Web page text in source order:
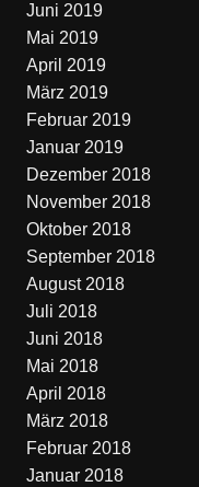
Juni 2019
Mai 2019
April 2019
März 2019
Februar 2019
Januar 2019
Dezember 2018
November 2018
Oktober 2018
September 2018
August 2018
Juli 2018
Juni 2018
Mai 2018
April 2018
März 2018
Februar 2018
Januar 2018